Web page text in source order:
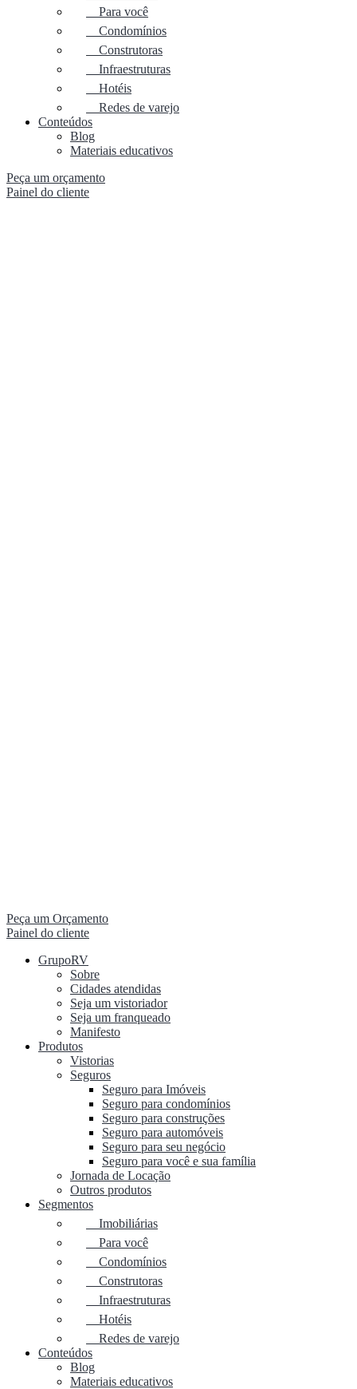
Para você
Condomínios
Construtoras
Infraestruturas
Hotéis
Redes de varejo
Conteúdos
Blog
Materiais educativos
Peça um orçamento
Painel do cliente
Peça um Orçamento
Painel do cliente
GrupoRV
Sobre
Cidades atendidas
Seja um vistoriador
Seja um franqueado
Manifesto
Produtos
Vistorias
Seguros
Seguro para Imóveis
Seguro para condomínios
Seguro para construções
Seguro para automóveis
Seguro para seu negócio
Seguro para você e sua família
Jornada de Locação
Outros produtos
Segmentos
Imobiliárias
Para você
Condomínios
Construtoras
Infraestruturas
Hotéis
Redes de varejo
Conteúdos
Blog
Materiais educativos